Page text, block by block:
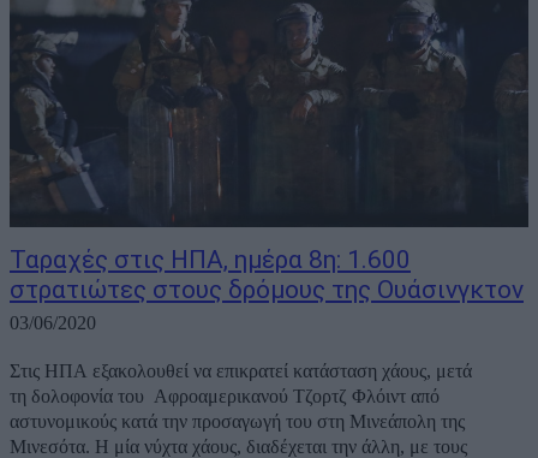
Ταραχές στις ΗΠΑ, ημέρα 8η: 1.600
στρατιώτες στους δρόμους της Ουάσινγκτον
03/06/2020
Στις ΗΠΑ εξακολουθεί να επικρατεί κατάσταση χάους, μετά
τη δολοφονία του Αφροαμερικανού Τζορτζ Φλόιντ από
αστυνομικούς κατά την προσαγωγή του στη Μινεάπολη της
Μινεσότα. Η μία νύχτα χάους, διαδέχεται την άλλη, με τους